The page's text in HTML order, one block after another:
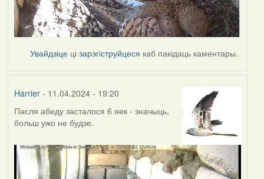
Увайдзіце цізарэгіструйцеся каб пакідаць каментары.
Harrier- 11.04.2024 - 19:20
Пасля абеду засталося 6 яек - значыць,
больш ужо не будзе.